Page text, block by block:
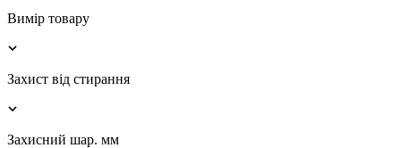
Вимір товару
Захист від стирання
Захисний шар. мм